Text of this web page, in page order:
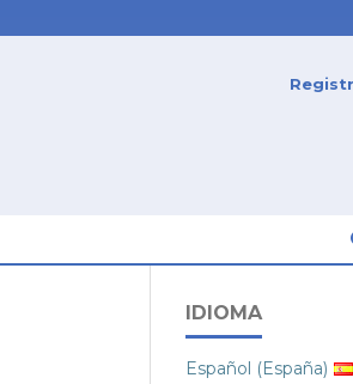
IDIOMA
Español (España)